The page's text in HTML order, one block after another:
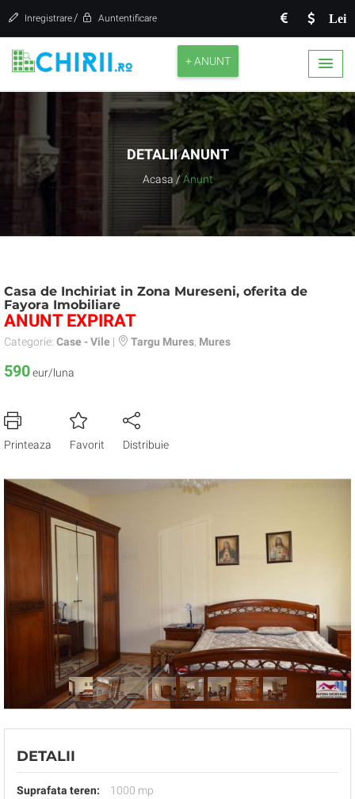
Lei
Inregistrare / Auntentificare
+ ANUNT
DETALII ANUNT
Acasa / Anunt
Casa de Inchiriat in Zona Mureseni, oferita de
Fayora Imobiliare
ANUNT EXPIRAT
Categorie: Case - Vile | Targu Mures Mures
590eur/luna
Printeaza Favorit Distribuie
DETALII
Suprafata teren:
1000 mp